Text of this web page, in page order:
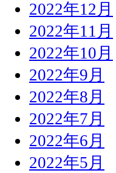
2022年12月
2022年11月
2022年10月
2022年9月
2022年8月
2022年7月
2022年6月
2022年5月